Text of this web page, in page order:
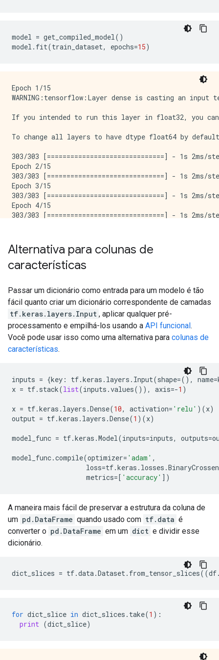
model = get_compiled_model()
model . fit(train_dataset, epochs=15)
Epoch 1/15
WARNING:tensorflow:Layer dense is casting an
If you intended to run this layer in float32, you
To change all layers to have dtype float64 by
303/303 [==============================] - 1s
Epoch 2/15
303/303 [==============================] - 1s
Epoch 3/15
303/303 [==============================] - 1s
Epoch 4/15
303/303 [==============================] - 1s
Epoch 6/15
303/303 [==============================] - 1s
Epoch 7/15
303/303 [==============================] - 1s
Epoch 9/15
303/303 [==============================] - 1s
Epoch 10/15
303/303 [==============================] - 1s
Epoch 11/15
303/303 [==============================] - 1s
303/303 [==============================] - 1s
Epoch 13/15
303/303 [==============================] - 1s
303/303 [==============================] - 1s
Epoch 15/15
Alternativa para colunas de
características
Passar um dicionário como entrada para um modelo é tão
fácil quanto criar um dicionário correspondente de camadas
tf.keras.layers.Input , aplicar qualquer pré-
processamento e empilhá-los usando a API funcional.
Você pode usar isso como uma alternativa para colunas de
características.
inputs = {key : tf.keras . layers . Input(shape=(), name=
x = tf. stack(list(inputs .values()), axis=-1 )
x = tf.keras . layers .Dense(10, activation= 'relu' )(x)
output = tf.keras . layers .Dense(1 )(x)
model_func = tf.keras .Model(inputs=inputs, outputs=
model_func.compile(optimizer= 'adam' ,
loss=tf.keras . losses .
metrics=[ 'accuracy' ])
A maneira mais fácil de preservar a estrutura da coluna de
um pd.DataFrame quando usado com tf.data é
converter o pd.DataFrame em um dict e dividir esse
dicionário.
dict_slices = tf.data.Dataset. from_tensor_slices((df
for dict_slice in dict_slices . take(1 ):
print (dict_slice)